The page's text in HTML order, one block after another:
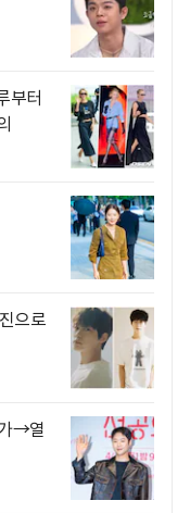
부터
으로
→열